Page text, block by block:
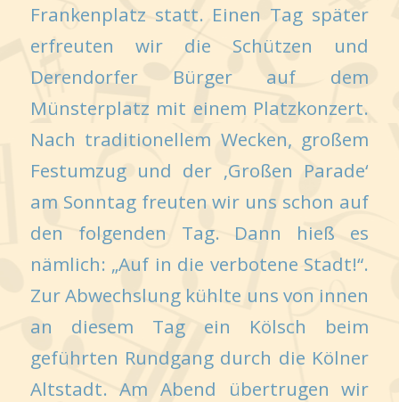
Frankenplatz statt. Einen Tag später
erfreuten wir die Schützen und
Derendorfer Bürger auf dem
Münsterplatz mit einem Platzkonzert.
Nach traditionellem Wecken, großem
Festumzug und der ‚Großen Parade‘
am Sonntag freuten wir uns schon auf
den folgenden Tag. Dann hieß es
nämlich: „Auf in die verbotene Stadt!“.
Zur Abwechslung kühlte uns von innen
an diesem Tag ein Kölsch beim
geführten Rundgang durch die Kölner
Altstadt. Am Abend übertrugen wir